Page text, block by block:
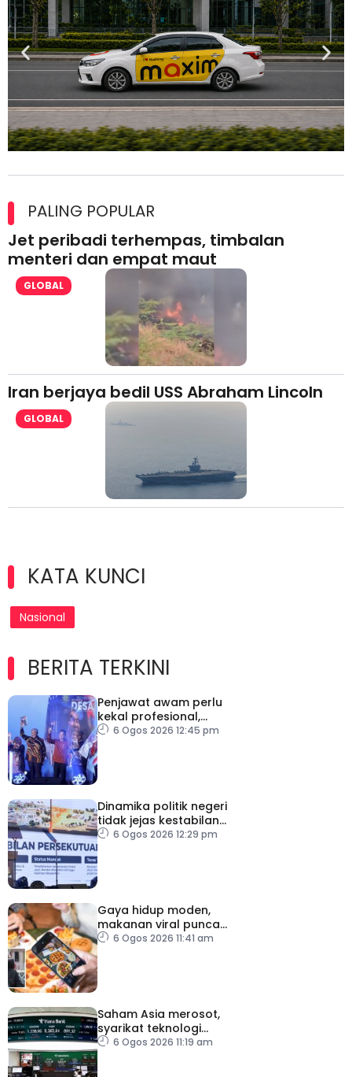
lesen separuh pertama 2026
PALING POPULAR
Jet peribadi terhempas, timbalan
menteri dan empat maut
GLOBAL
Iran berjaya bedil USS Abraham Lincoln
GLOBAL
KATA KUNCI
Nasional
BERITA TERKINI
Penjawat awam perlu
kekal profesional,
berkecuali ketika laksana
6 Ogos 2026 12:45 pm
Dinamika politik negeri
tidak jejas kestabilan
Kerajaan Perpaduan
6 Ogos 2026 12:29 pm
Gaya hidup moden,
makanan viral punca
kolesterol tinggi, penyakit
6 Ogos 2026 11:41 am
Saham Asia merosot,
syarikat teknologi
kembali tertekan
6 Ogos 2026 11:19 am